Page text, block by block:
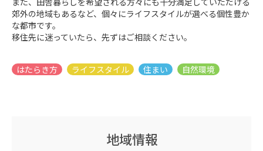
郊外の地域もあるなど、個々にライフスタイルが選べる個性豊か
な都市です。
移住先に迷っていたら、先ずはご相談ください。
地域情報